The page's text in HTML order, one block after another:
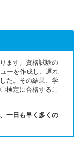
ます。資格試験の
ーを作成し、遅れ
た。その結果、学
検定に合格するこ
一日も早く多くの